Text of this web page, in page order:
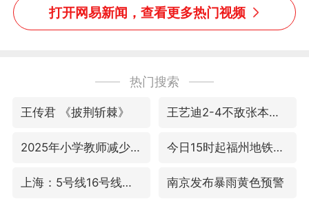
打开网易新闻，查看更多热门视频
热门搜索
王传君 《披荆斩棘》 王艺迪2-4不敌张本美和止步4强
2025年小学教师减少13.19万 今日15时起福州地铁高架区段停运
上海：5号线16号线浦江线全线停运 南京发布暴雨黄色预警